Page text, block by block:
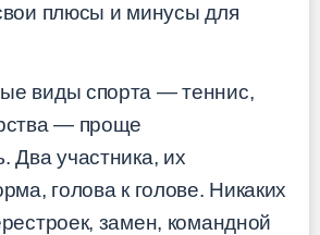
плюсы и минусы для
виды спорта — теннис,
— проще
Два участника, их
голова к голове. Никаких
замен, командной